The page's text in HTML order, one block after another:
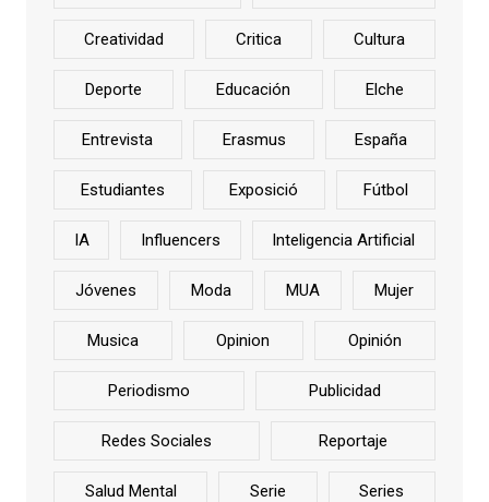
Creatividad Critica Cultura
Deporte Educación Elche
Entrevista Erasmus España
Estudiantes Exposició Fútbol
IA Influencers Inteligencia Artificial
Jóvenes Moda MUA Mujer
Musica Opinion Opinión
Periodismo Publicidad
Redes Sociales Reportaje
Salud Mental Serie Series